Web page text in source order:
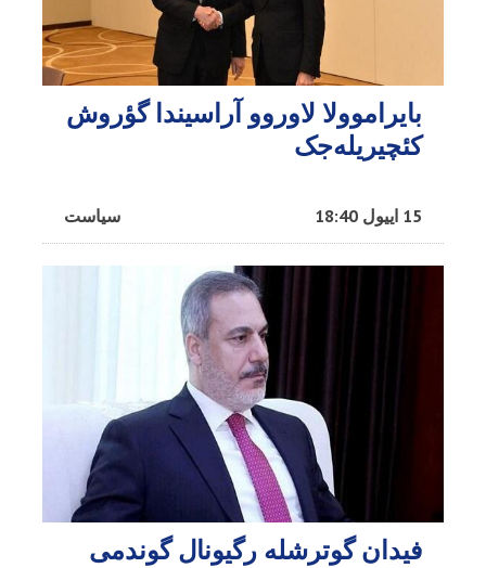
بایراموولا لاوروو آراسیندا گؤروش
کئچیریله‌جک
سیاست 15 اییول 18:40
فیدان گوترشله رگیونال گوندمی